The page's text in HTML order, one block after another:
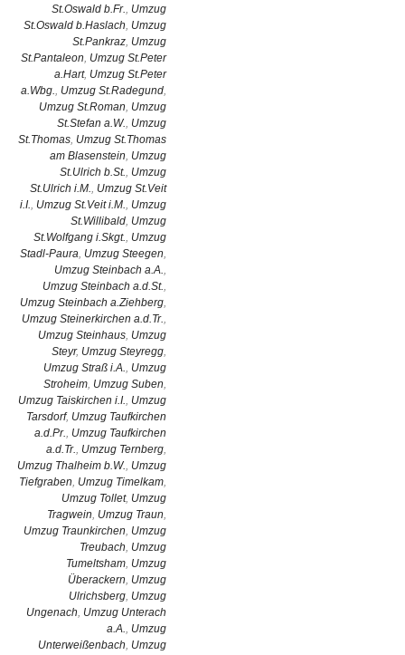
St.Oswald b.Fr., Umzug
St.Oswald b.Haslach, Umzug
St.Pankraz, Umzug
St.Pantaleon, Umzug St.Peter
a.Hart, Umzug St.Peter
a.Wbg., Umzug St.Radegund,
Umzug St.Roman, Umzug
St.Stefan a.W., Umzug
St.Thomas, Umzug St.Thomas
am Blasenstein, Umzug
St.Ulrich b.St., Umzug
St.Ulrich i.M., Umzug St.Veit
i.I., Umzug St.Veit i.M., Umzug
St.Willibald, Umzug
St.Wolfgang i.Skgt., Umzug
Stadl-Paura, Umzug Steegen,
Umzug Steinbach a.A.,
Umzug Steinbach a.d.St.,
Umzug Steinbach a.Ziehberg,
Umzug Steinerkirchen a.d.Tr.,
Umzug Steinhaus, Umzug
Steyr, Umzug Steyregg,
Umzug Straß i.A., Umzug
Stroheim, Umzug Suben,
Umzug Taiskirchen i.I., Umzug
Tarsdorf, Umzug Taufkirchen
a.d.Pr., Umzug Taufkirchen
a.d.Tr., Umzug Ternberg,
Umzug Thalheim b.W., Umzug
Tiefgraben, Umzug Timelkam,
Umzug Tollet, Umzug
Tragwein, Umzug Traun,
Umzug Traunkirchen, Umzug
Treubach, Umzug
Tumeltsham, Umzug
Überackern, Umzug
Ulrichsberg, Umzug
Ungenach, Umzug Unterach
a.A., Umzug
Unterweißenbach, Umzug